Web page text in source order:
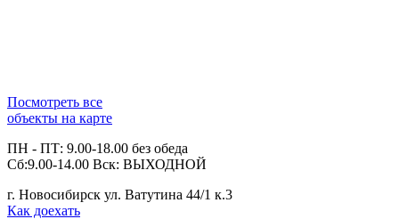
Посмотреть все
объекты на карте
ПН - ПТ: 9.00-18.00 без обеда
Сб:9.00-14.00 Вск: ВЫХОДНОЙ
г. Новосибирск ул. Ватутина 44/1 к.3
Как доехать